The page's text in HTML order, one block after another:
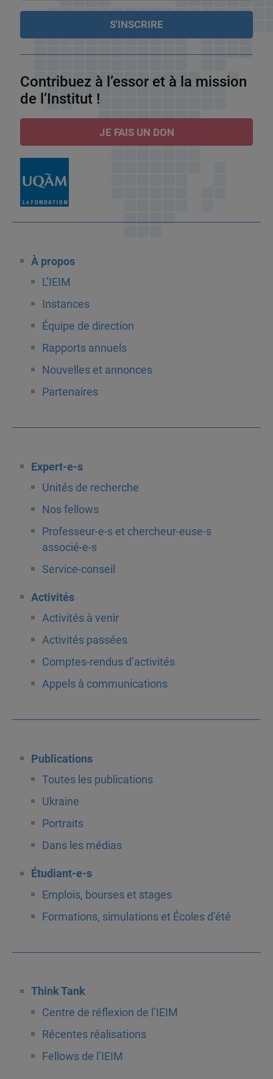
Contribuez à l’essor et à la mission
de l’Institut !
JE FAIS UN DON
À propos
L’IEIM
Instances
Équipe de direction
Rapports annuels
Nouvelles et annonces
Partenaires
Expert-e-s
Unités de recherche
Nos fellows
Professeur-e-s et chercheur-euse-s
associé-e-s
Service-conseil
Activités
Activités à venir
Activités passées
Comptes-rendus d’activités
Appels à communications
Publications
Toutes les publications
Ukraine
Portraits
Dans les médias
Étudiant-e-s
Emplois, bourses et stages
Formations, simulations et Écoles d’été
Think Tank
Centre de réflexion de l’IEIM
Récentes réalisations
Fellows de l’IEIM